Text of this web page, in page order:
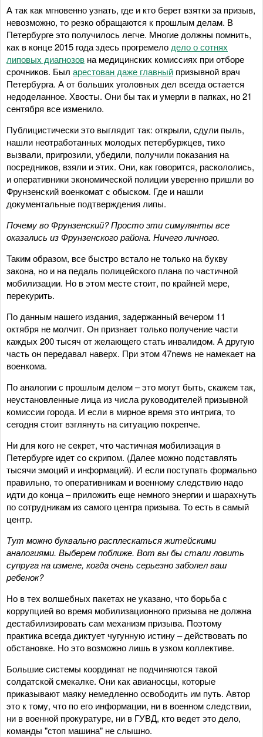
А так как мгновенно узнать, где и кто берет взятки за призыв,
невозможно, то резко обращаются к прошлым делам. В
Петербурге это получилось легче. Многие должны помнить,
как в конце 2015 года здесь прогремело дело о сотнях
липовых диагнозов на медицинских комиссиях при отборе
срочников. Был арестован даже главный призывной врач
Петербурга. А от больших уголовных дел всегда остается
недоделанное. Хвосты. Они бы так и умерли в папках, но 21
сентября все изменило.
Публицистически это выглядит так: открыли, сдули пыль,
нашли неотработанных молодых петербуржцев, тихо
вызвали, пригрозили, убедили, получили показания на
посредников, взяли и этих. Они, как говорится, раскололись,
и оперативники экономической полиции уверенно пришли во
Фрунзенский военкомат с обыском. Где и нашли
документальные подтверждения липы.
Почему во Фрунзенский? Просто эти симулянты все
оказались из Фрунзенского района. Ничего личного.
Таким образом, все быстро встало не только на букву
закона, но и на педаль полицейского плана по частичной
мобилизации. Но в этом месте стоит, по крайней мере,
перекурить.
По данным нашего издания, задержанный вечером 11
октября не молчит. Он признает только получение части
каждых 200 тысяч от желающего стать инвалидом. А другую
часть он передавал наверх. При этом 47news не намекает на
военкома.
По аналогии с прошлым делом – это могут быть, скажем так,
неустановленные лица из числа руководителей призывной
комиссии города. И если в мирное время это интрига, то
сегодня стоит взглянуть на ситуацию покрепче.
Ни для кого не секрет, что частичная мобилизация в
Петербурге идет со скрипом. (Далее можно подставлять
тысячи эмоций и информаций). И если поступать формально
правильно, то оперативникам и военному следствию надо
идти до конца – приложить еще немного энергии и шарахнуть
по сотрудникам из самого центра призыва. То есть в самый
центр.
Тут можно буквально расплескаться житейскими
аналогиями. Выберем поближе. Вот вы бы стали ловить
супруга на измене, когда очень серьезно заболел ваш
ребенок?
Но в тех волшебных пакетах не указано, что борьба с
коррупцией во время мобилизационного призыва не должна
дестабилизировать сам механизм призыва. Поэтому
практика всегда диктует чугунную истину – действовать по
обстановке. Но это возможно лишь в узком коллективе.
Большие системы координат не подчиняются такой
солдатской смекалке. Они как авианосцы, которые
приказывают маяку немедленно освободить им путь. Автор
это к тому, что по его информации, ни в военном следствии,
ни в военной прокуратуре, ни в ГУВД, кто ведет это дело,
команды "стоп машина" не слышно.